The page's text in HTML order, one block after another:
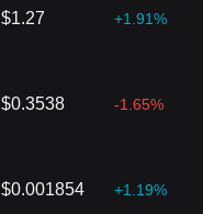
$1.27 +1.91%
$0.3538 -1.65%
$0.001854 +1.19%